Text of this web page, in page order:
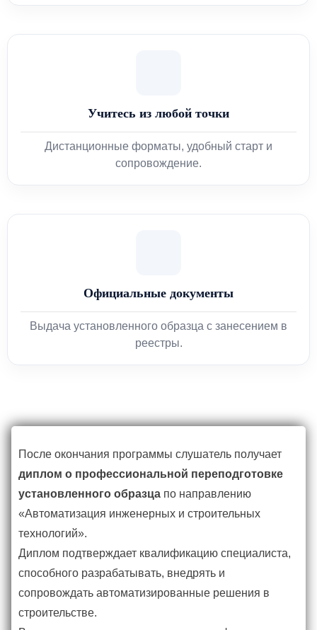
Учитесь из любой точки
Дистанционные форматы, удобный старт и
сопровождение.
Официальные документы
Выдача установленного образца с занесением в
реестры.
После окончания программы слушатель получает
диплом о профессиональной переподготовке
установленного образца по направлению
«Автоматизация инженерных и строительных
технологий».
Диплом подтверждает квалификацию специалиста,
способного разрабатывать, внедрять и
сопровождать автоматизированные решения в
строительстве.